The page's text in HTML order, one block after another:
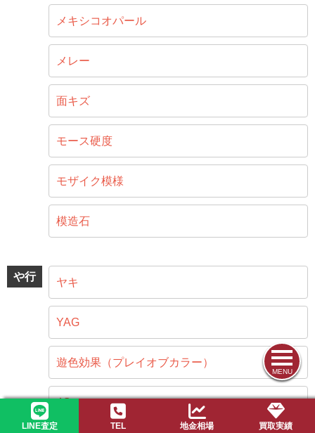
MENU
LINE査定 TEL 地金相場 買取実績
メキシコオパール
メレー
面キズ
モース硬度
モザイク模様
模造石
や行 ヤキ
YAG
遊色効果（プレイオブカラー）
4C